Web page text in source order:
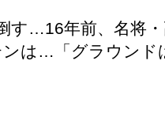
す…16年前、名将
は…「グラウンド